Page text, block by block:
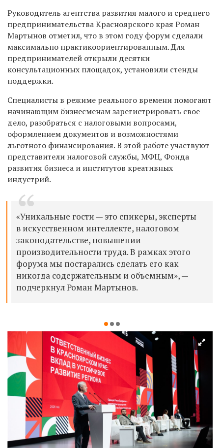
Руководитель агентства развития малого и среднего
предпринимательства Красноярского края Роман
Мартынов отметил, что в этом году форум сделали
максимально практикоориентированным. Для
предпринимателей открыли десятки
консультационных площадок, установили стенды
поддержки.
Специалисты в режиме реального времени помогают
начинающим бизнесменам зарегистрировать свое
дело, разобраться с налоговыми вопросами,
оформлением документов и возможностями
льготного финансирования. В этой работе участвуют
представители налоговой службы, МФЦ, Фонда
развития бизнеса и институтов креативных
индустрий.
«Уникальные гости — это спикеры, эксперты
в искусственном интеллекте, налоговом
законодательстве, повышении
производительности труда. В рамках этого
форума мы постарались сделать его как
никогда содержательным и объемным», —
подчеркнул Роман Мартынов.